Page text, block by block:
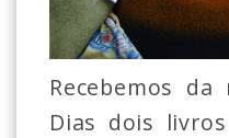
Recebemos
Dias dois